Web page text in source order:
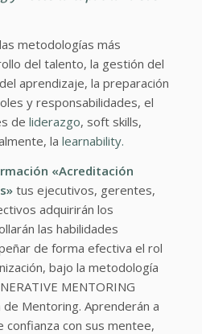
metodologías más
del talento, la gestión del
aprendizaje, la preparación
y responsabilidades, el
de liderazgo, soft skills,
la learnability.
«Acreditación
tus ejecutivos, gerentes,
adquirirán los
las habilidades
de forma efectiva el rol
bajo la metodología
MENTORING
Mentoring. Aprenderán a
confianza con sus mentee,